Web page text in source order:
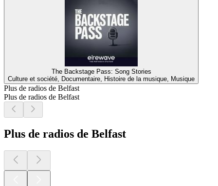
The Backstage Pass: Song Stories
Culture et société, Documentaire, Histoire de la musique, Musique
Plus de radios de Belfast
Plus de radios de Belfast
Plus de radios de Belfast